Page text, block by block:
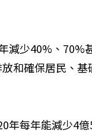
減少40%、70%
和確保居民、基
年每年能減少4